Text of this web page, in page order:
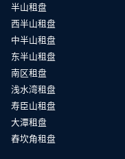
半山租盘
西半山租盘
中半山租盘
东半山租盘
南区租盘
浅水湾租盘
寿臣山租盘
大潭租盘
舂坎角租盘